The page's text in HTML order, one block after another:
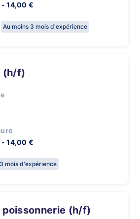
- 14,00 €
Au moins 3 mois d'expérience
(h/f)
- 14,00 €
mois d'expérience
poissonnerie (h/f)